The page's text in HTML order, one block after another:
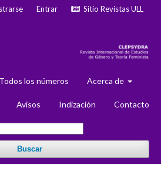
Todos los números Acerca de
Avisos Indización Contacto
Buscar
Entrar Sitio Revistas ULL